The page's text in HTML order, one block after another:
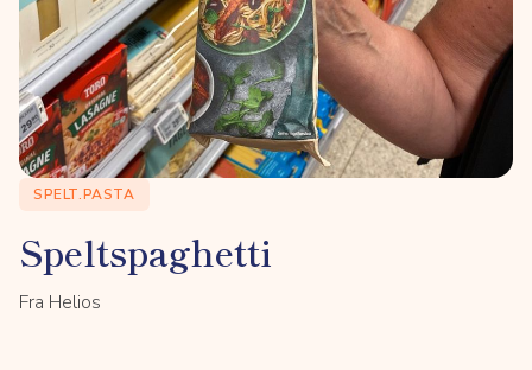
SPELT.PASTA
Speltspaghetti
Fra Helios